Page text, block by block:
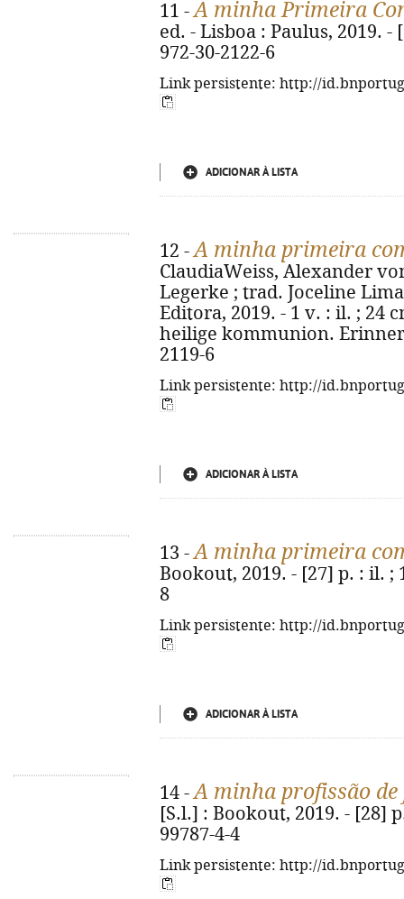
11 -A minha Primeira
ed. - Lisboa : Paulus, 2019. -
972-30-2122-6
Link persistente: http://
ADICIONAR À LISTA
12 -A minha primeira
ClaudiaWeiss, Alexander
Legerke ; trad. Joceline
Editora, 2019. - 1 v. : il. ; 24
heilige kommunion.
2119-6
Link persistente: http://
ADICIONAR À LISTA
13 -A minha primeira
Bookout, 2019. - [27] p. : il. ;
8
Link persistente: http://
ADICIONAR À LISTA
14 -A minha profissão de
[S.l.] : Bookout, 2019. - [28]
99787-4-4
Link persistente: http://